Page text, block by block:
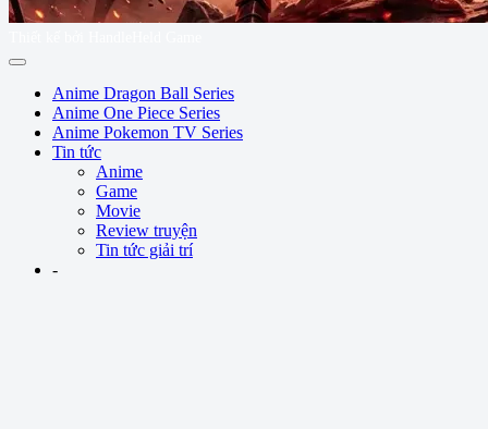
Anime Dragon Ball Series
Anime One Piece Series
Anime Pokemon TV Series
Tin tức
Anime
Game
Movie
Review truyện
Tin tức giải trí
-